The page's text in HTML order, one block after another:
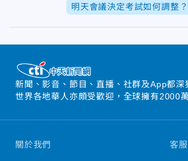
明天會議決定考試如何調整？
新聞、影音、節目、直播、社群及App都深
世界各地華人亦頗受歡迎，全球擁有2000
關於我們 客